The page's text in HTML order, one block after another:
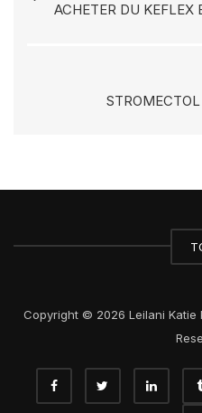
ACHETER DU KEFLEX
Copyright © 2026 Leilani Katie